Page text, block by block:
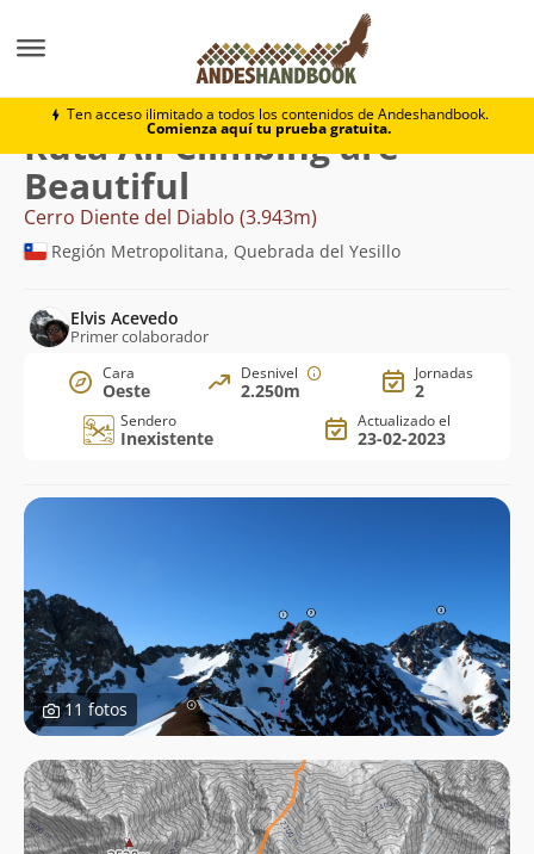
Ten acceso ilimitado a todos los contenidos de Andeshandbook.
Comienza aquí tu prueba gratuita.
Cerro Diente del Diablo
Ruta All Climbing are
Beautiful
Cerro Diente del Diablo (3.943m)
Región Metropolitana, Quebrada del Yesillo
Elvis Acevedo
Primer colaborador
Cara
Oeste
Desnivel
2.250m
Jornadas
2
Sendero
Inexistente
Actualizado el
23-02-2023
11 fotos